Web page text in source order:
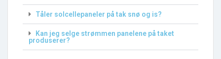
Tåler solcellepaneler på tak snø og is?
Kan jeg selge strømmen panelene på taket
produserer?